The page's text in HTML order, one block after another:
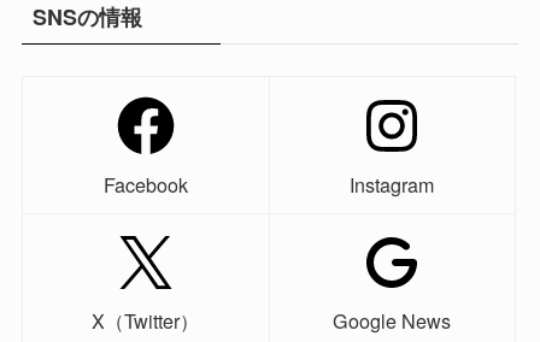
SNSの情報
Facebook Instagram
X（Twitter） Google News